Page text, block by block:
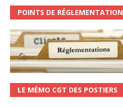
POINTS DE RÉGLEMENTATION
LE MÉMO CGT DES POSTIERS